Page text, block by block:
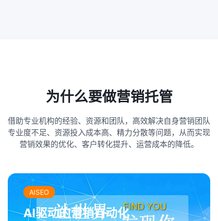
为什么要做营销托管
借助专业机构的经验、资源和团队，高效解决自身营销团队
专业度不足、资源投入成本高、精力分散等问题，从而实现
营销效果的优化、客户转化提升、运营成本的降低。
AISEO
AI驱动的营销自动化